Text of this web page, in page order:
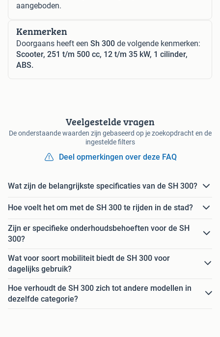
aangeboden.
Kenmerken
Doorgaans heeft een Sh 300 de volgende kenmerken:
Scooter, 251 t/m 500 cc, 12 t/m 35 kW, 1 cilinder,
ABS.
Veelgestelde vragen
De onderstaande waarden zijn gebaseerd op je zoekopdracht en de
ingestelde filters
Deel opmerkingen over deze FAQ
Wat zijn de belangrijkste specificaties van de SH 300?
Hoe voelt het om met de SH 300 te rijden in de stad?
Zijn er specifieke onderhoudsbehoeften voor de SH
300?
Wat voor soort mobiliteit biedt de SH 300 voor
dagelijks gebruik?
Hoe verhoudt de SH 300 zich tot andere modellen in
dezelfde categorie?